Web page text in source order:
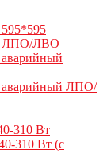
ЛПО/ЛВО
ЛПО/
310 Вт
310 Вт (с